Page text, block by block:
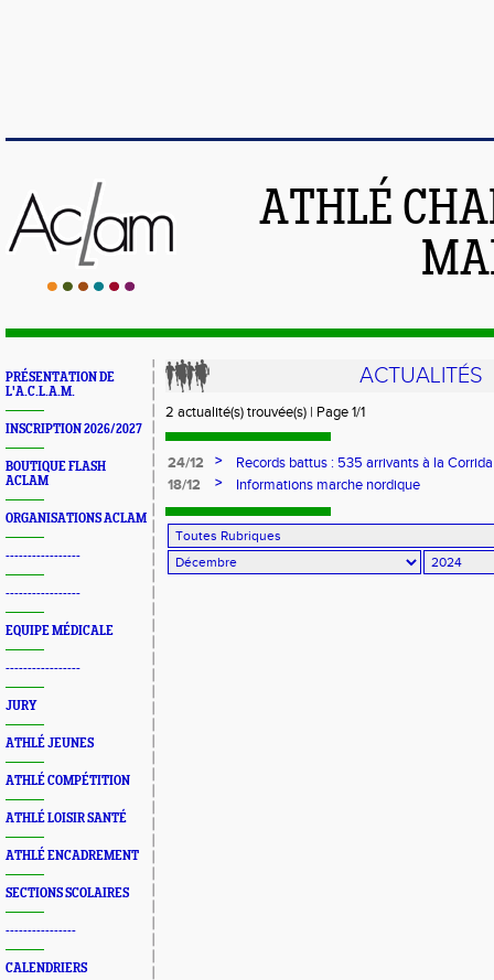
ATHLÉ
PRÉSENTATION DE
L'A.C.L.A.M.
INSCRIPTION 2026/2027
BOUTIQUE FLASH
ACLAM
ORGANISATIONS ACLAM
-----------------
-----------------
EQUIPE MÉDICALE
-----------------
JURY
ATHLÉ JEUNES
ATHLÉ COMPÉTITION
ATHLÉ LOISIR SANTÉ
ATHLÉ ENCADREMENT
SECTIONS SCOLAIRES
----------------
CALENDRIERS
ACTUALITÉS
2 actualité(s) trouvée(s) | Page 1/1
24/12 >
Records battus : 535 arrivants à la
les chronos qui tombent !
18/12 > Informations marche nordique